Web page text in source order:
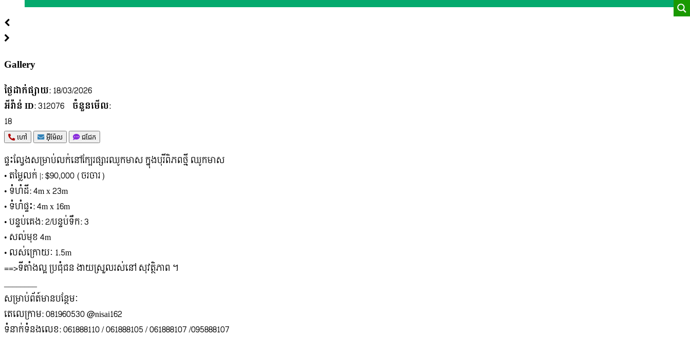
Gallery
ថ្ងៃដាក់ផ្សាយ: 18/03/2026
អីវ៉ាន់ ID: 312076 ចំនួនមើល:
18
ហៅ អ៊ីម៉ែល ជជែក
ផ្ទះល្វែងសម្រាប់លក់នៅក្បែរផ្សារឈូកមាស ក្នុងបុរីពិភពថ្មី ឈូកមាស
• តម្លៃលក់ |: $90,000 (ចរចារ)
• ទំហំដី: 4m x 23m
• ទំហំផ្ទះ: 4m x 16m
• បន្ទប់គេង: 2/បន្ទប់ទឹក: 3
• សល់មុខ 4m
• លស់ក្រោយៈ 1.5m
==>ទីតាំងល្អ ប្រជុំជន ងាយស្រួលរស់នៅ សុវត្ថិភាព ។
________
សម្រាប់ព័ត៍មានបន្ថែមៈ
តេលេក្រាម: 081960530 @nisai162
ទំនាក់ទំនងលេខ: 061888110 / 061888105 / 061888107 /095888107